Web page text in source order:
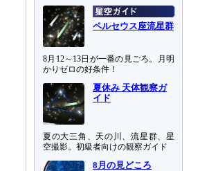
ペルセウス座流星群
8月12～13日が一番の見ごろ。月明
かりゼロの好条件！
夏休み 天体観察ガ
イド
夏の大三角、天の川、流星群、星
空撮影。初級者向けの観察ガイド
8月の見どころ